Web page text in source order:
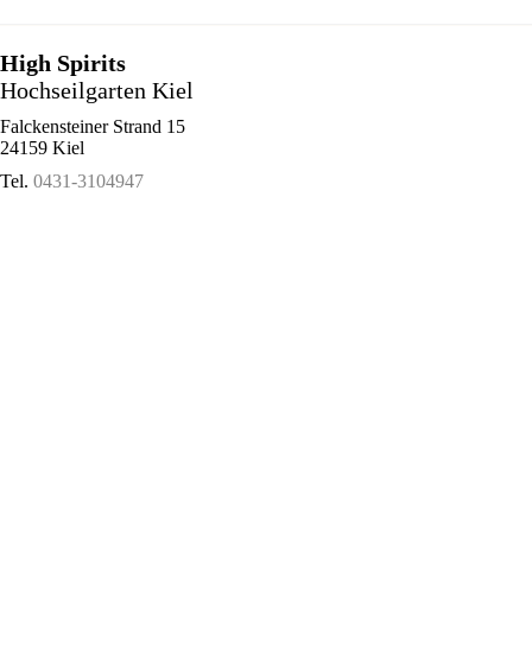
High Spirits
Hochseilgarten Kiel
Falckensteiner Strand 15
24159 Kiel
Tel. 0431-3104947